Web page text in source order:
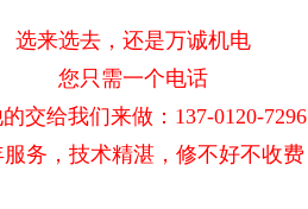
选来选去，还是万诚机电
您只需一个电话
交给我们来做：137-0120-7296
服务，技术精湛，修不好不收费